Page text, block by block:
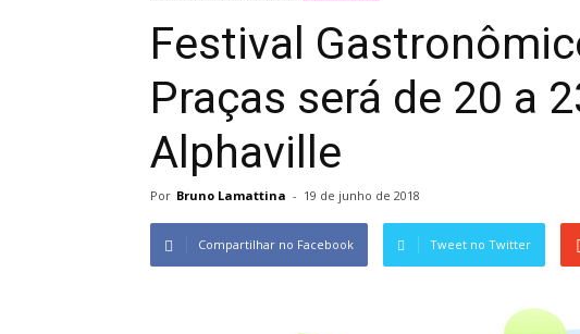
Festival
Praças será de 20 a
Alphaville
Por Bruno Lamattina - 19 de junho de 2018
Compartilhar no Facebook Tweet no Twitter